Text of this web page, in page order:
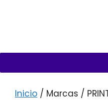
Inicio / Marcas /